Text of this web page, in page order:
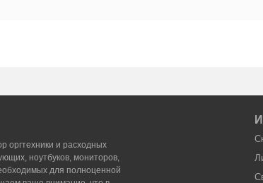
оргтехники и расходных
ноутбуков, мониторов,
для полноценной